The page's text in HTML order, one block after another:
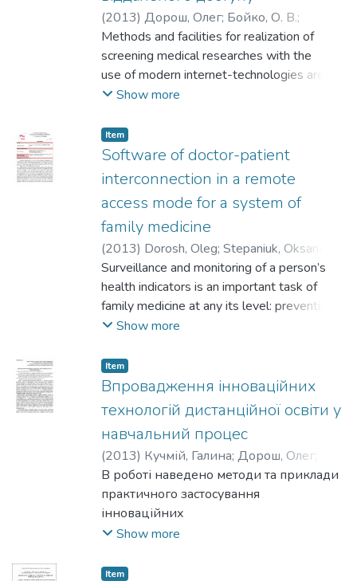
(2013) Дорош, Олег; Бойко, О. В.;
Степанюк, Оксана
Methods and facilities for realization of
screening medical researches with the
use of modern internet-technologies are
considered. Methodology and results of
students life from different countries on the
Moodle platform base are shown.
Show more
Item
Software of doctor-patient
interconnection in a remote
access mode for a system of
family medicine
(2013) Dorosh, Oleg; Stepaniuk, Oksana
Boyko, Oksana; Dorosh, Natalya
Surveillance and monitoring of a person’s
health indicators is an important task of
family medicine at any its level: prevention,
diagnosis, treatment and rehabilitation
or improvement of health). During diagnostic
and therapeutic care, patients usually
direct contact with doctors in a medical
institution. On contrary, while restoration or
improvement of their health, patients carry
out doctor's orders at home and rarely
attend
physicians in clinics (e.g. only in the
prescribed control terms).
Show more
Item
Впровадження інноваційних
технологій дистанційної освіти у
навчальний процес
(2013) Кучмій, Галина; Дорош, Олег
Бойко, О. В.;Дорош, Наталя
В роботі наведено методи та приклади
практичного застосування
інноваційних
технологій електронної освіти (e-
українських вишів.
Show more
Item